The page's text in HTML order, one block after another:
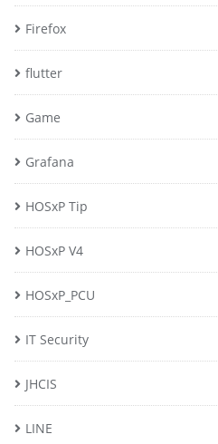
Firefox
flutter
Game
Grafana
HOSxP Tip
HOSxP V4
HOSxP_PCU
IT Security
JHCIS
LINE